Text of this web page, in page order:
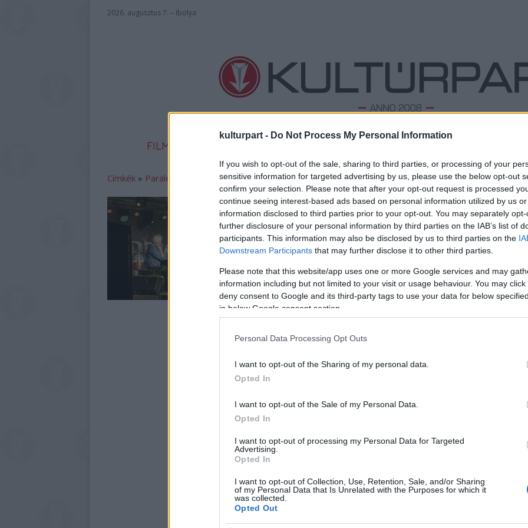
kulturpart - Do Not Process My Personal Information
If you wish to opt-out of the sale, sharing to third parties, or processing of your
sensitive information for targeted advertising by us, please use the below opt-out
confirm your selection. Please note that after your opt-out request is processed
continue seeing interest-based ads based on personal information utilized by us
information disclosed to third parties prior to your opt-out. You may separately
further disclosure of your personal information by third parties on the IAB’s list of
participants. This information may also be disclosed by us to third parties on the
Downstream Participants that may further disclose it to other third parties.
Please note that this website/app uses one or more Google services and may
information including but not limited to your visit or usage behaviour. You may
deny consent to Google and its third-party tags to use your data for below
in below Google consent section.
Personal Data Processing Opt Outs
I want to opt-out of the Sharing of my personal data.
Opted In
I want to opt-out of the Sale of my Personal Data.
Opted In
I want to opt-out of processing my Personal Data for Targeted
Advertising.
Opted In
I want to opt-out of Collection, Use, Retention, Sale, and/or Sharing
of my Personal Data that Is Unrelated with the Purposes for which it
was collected.
Opted Out
2026. augusztus 7. – Ibolya
FILM
Címkék » Paralel_Alkotócsoport
Bartók Feszt' - A te negyeded, a te
ritmusod!
2023. 08. 23.|Kultúrpart
Szeptember 2-ánismétvár minden érdeklődőt az újbudai
Bartók Feszt'! Az egész napos eseményen 10 zenei
előadóval, 24 hazai szervezettel, 40 családi és felnőtt
programmal, gyermekkoncerttel és városbebarangoló
helytörténeti sétákkal, illetve bringatúrákkal készülnek.
tovább
Top
A
A